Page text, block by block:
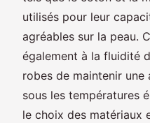
utilisés pour leur
agréables sur la peau.
également à la fluidité
robes de maintenir une
sous les températures
le choix des matériaux